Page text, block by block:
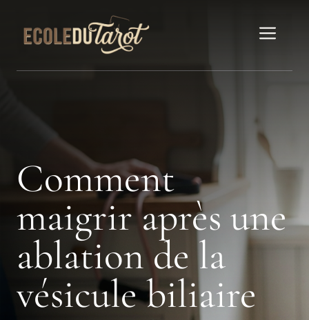
contenu
Comment
maigrir après une
ablation de la
vésicule biliaire